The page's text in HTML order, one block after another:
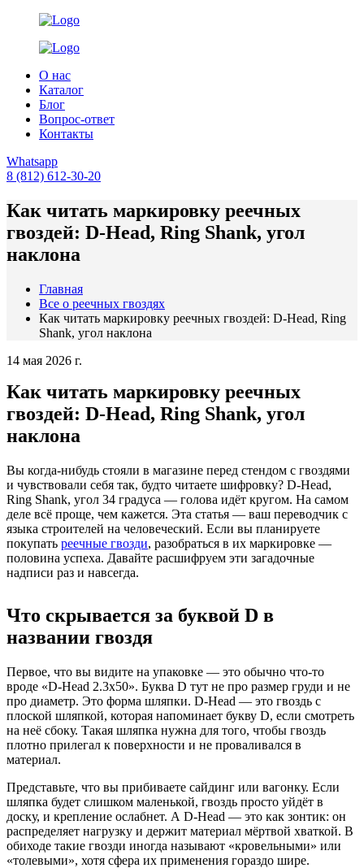
О нас
Каталог
Блог
Вопрос-ответ
Контакты
Whatsapp
8 (812) 612-30-20
Как читать маркировку реечных
гвоздей: D-Head, Ring Shank, угол
наклона
Главная
Все о реечных гвоздях
Как читать маркировку реечных гвоздей: D-Head, Ring
Shank, угол наклона
14 мая 2026 г.
Как читать маркировку реечных
гвоздей: D-Head, Ring Shank, угол
наклона
Вы когда-нибудь стояли в магазине перед стендом с гвоздями
и чувствовали себя так, будто читаете шифровку? D-Head,
Ring Shank, угол 34 градуса — голова идёт кругом. На самом
деле всё проще, чем кажется. Эта статья — ваш переводчик с
языка строителей на человеческий. Если вы планируете
покупать реечные гвозди, разобраться в их маркировке —
половина успеха. Давайте расшифруем эти загадочные
надписи раз и навсегда.
Что скрывается за буквой D в
названии гвоздя
Первое, что вы видите на упаковке — это обычно что-то
вроде «D-Head 2.3x50». Буква D тут не про размер груди и не
про диаметр. Это форма шляпки. D-Head — это гвоздь с
плоской шляпкой, которая напоминает букву D, если смотреть
на неё сбоку. Такая шляпка нужна для того, чтобы гвоздь
плотно прилегал к поверхности и не проваливался в
материал.
Представьте, что вы прибиваете сайдинг или вагонку. Если
шляпка будет слишком маленькой, гвоздь просто уйдёт в
доску, и крепление ослабнет. А D-Head — это как зонтик: он
распределяет нагрузку и держит материал мёртвой хваткой. В
обиходе такие гвозди иногда называют «кровельными» или
«толевыми», хотя сфера их применения гораздо шире.